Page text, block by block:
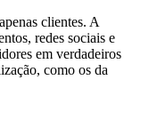
clientes. A
redes sociais e
em verdadeiros
como os da